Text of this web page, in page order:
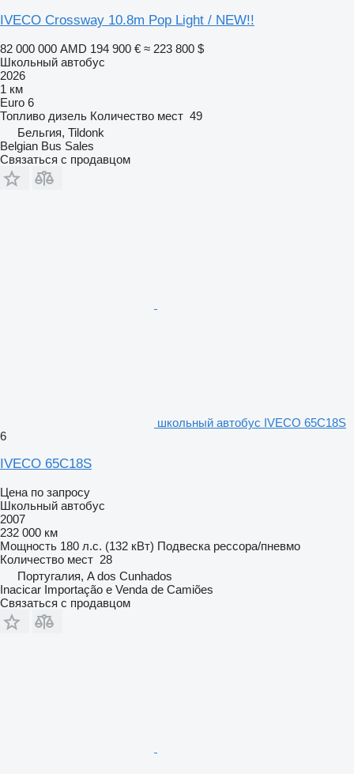
IVECO Crossway 10.8m Pop Light / NEW!!
82 000 000 AMD 194 900 € ≈ 223 800 $
Школьный автобус
2026
1 км
Euro 6
Топливо дизель Количество мест 49
Бельгия, Tildonk
Belgian Bus Sales
Связаться с продавцом
школьный автобус IVECO 65C18S
6
IVECO 65C18S
Цена по запросу
Школьный автобус
2007
232 000 км
Мощность 180 л.с. (132 кВт) Подвеска рессора/пневмо
Количество мест 28
Португалия, A dos Cunhados
Inacicar Importação e Venda de Camiões
Связаться с продавцом